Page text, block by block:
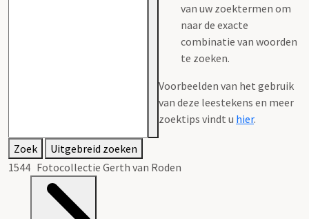
van uw zoektermen om
naar de exacte
combinatie van woorden
te zoeken.
Voorbeelden van het gebruik
van deze leestekens en meer
zoektips vindt u hier.
Zoek
Uitgebreid zoeken
1544 Fotocollectie Gerth van Roden